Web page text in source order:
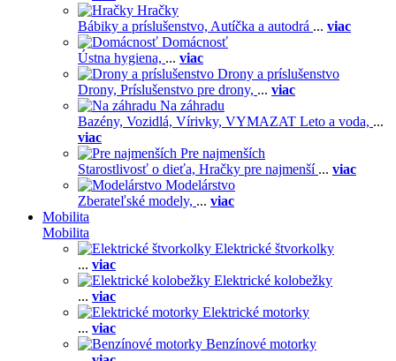
Hračky
Bábiky a príslušenstvo, Autíčka a autodrá ... viac
Domácnosť
Ústna hygiena, ... viac
Drony a príslušenstvo
Drony, Príslušenstvo pre drony, ... viac
Na záhradu
Bazény, Vozidlá, Vírivky, VYMAZAT Leto a voda, ...
viac
Pre najmenších
Starostlivosť o dieťa, Hračky pre najmenší ... viac
Modelárstvo
Zberateľské modely, ... viac
Mobilita
Mobilita
Elektrické štvorkolky
... viac
Elektrické kolobežky
... viac
Elektrické motorky
... viac
Benzínové motorky